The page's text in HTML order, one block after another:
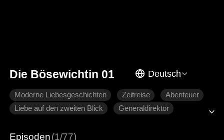
Die Bösewichtin 01 Deutsch
Moderne Liebesgeschichten Zeitreise
Abenteuer
Liebe auf den zweiten Blick
Generaldirektor
Episoden(1/77)